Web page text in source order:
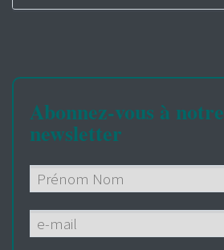
Abonnez-vous à notre
newsletter